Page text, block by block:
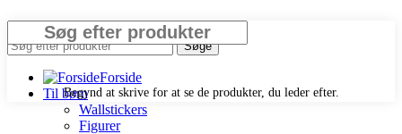
Begynd at skrive for at se de produkter, du leder efter.
Søge
Forside
Til børn
Wallstickers
Figurer